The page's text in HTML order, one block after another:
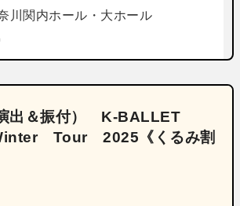
川 関内ホール・大ホール
出＆振付） K‐BALLET
Tour 2025《くるみ割